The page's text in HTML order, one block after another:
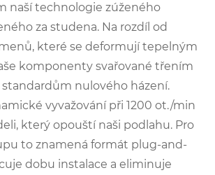
naší technologie zúženého
za studena. Na rozdíl od
které se deformují tepelným
komponenty svařované třením
nulového házení.
vyvažování při 1200 ot./min
který opouští naši podlahu. Pro
to znamená formát plug-and-
dobu instalace a eliminuje